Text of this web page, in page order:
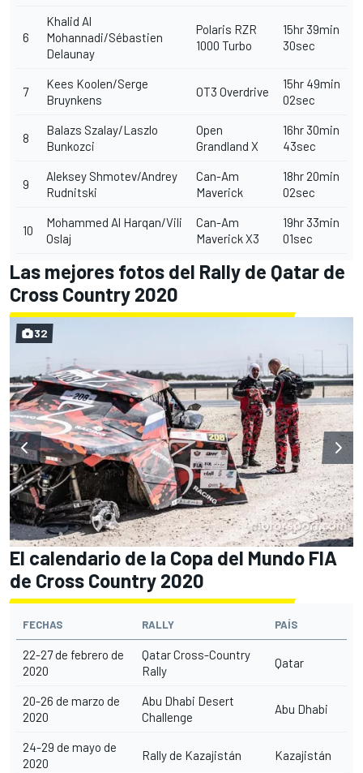
6
Khalid Al
Mohannadi/Sébastien
Delaunay
Polaris RZR
1000 Turbo
15hr 39min
30sec
7
Kees Koolen/Serge
Bruynkens
OT3 Overdrive
15hr 49min
02sec
8
Balazs Szalay/Laszlo
Bunkozci
Open
Grandland X
16hr 30min
43sec
9
Aleksey Shmotev/Andrey
Rudnitski
Can-Am
Maverick
18hr 20min
02sec
10
Mohammed Al Harqan/Vili
Oslaj
Can-Am
Maverick X3
19hr 33min
01sec
Las mejores fotos del Rally de Qatar de
Cross Country 2020
32
El calendario de la Copa del Mundo FIA
de Cross Country 2020
FECHAS RALLY PAÍS
22-27 de febrero de
2020
Qatar Cross-Country
Rally
Qatar
20-26 de marzo de
2020
Abu Dhabi Desert
Challenge
Abu Dhabi
24-29 de mayo de
2020
Rally de Kazajistán Kazajistán